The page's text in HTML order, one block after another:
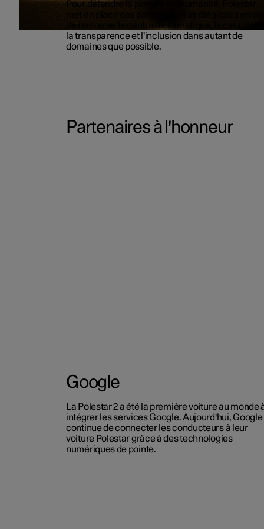
Pour défendre la planète et l'humanité, Polestar
de renforcer la neutralité climatique, la
la transparence et l'inclusion dans autant de
domaines que possible.
Partenaires à l'honneur
Google
La Polestar 2 a été la première voiture au monde
intégrer les services Google. Aujourd'hui, Google
continue de connecter les conducteurs à leur
voiture Polestar grâce à des technologies
numériques de pointe.